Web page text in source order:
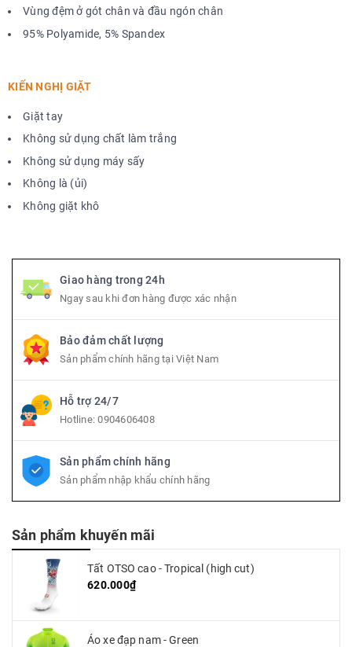
Vùng đệm ở gót chân và đầu ngón chân
95% Polyamide, 5% Spandex
KIẾN NGHỊ GIẶT
Giặt tay
Không sử dụng chất làm trắng
Không sử dụng máy sấy
Không là (ủi)
Không giặt khô
Giao hàng trong 24h
Ngay sau khi đơn hàng được xác nhận
Bảo đảm chất lượng
Sản phẩm chính hãng tại Việt Nam
Hỗ trợ 24/7
Hotline:0904606408
Sản phẩm chính hãng
Sản phẩm nhập khẩu chính hãng
Sản phẩm khuyến mãi
Tất OTSO cao - Tropical (high cut)
620.000₫
Áo xe đạp nam - Green